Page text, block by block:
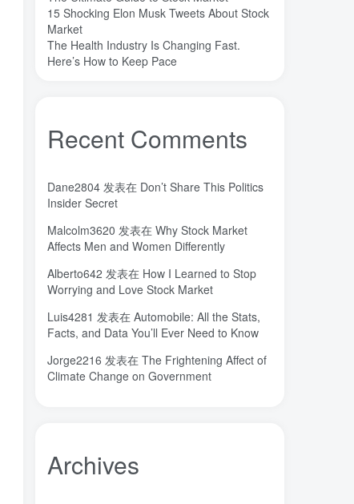
石墨烯储能(1) 石墨烯(20) 真空阀门 (1)
真空系统
潍坊(1) 流动性(1)
宝塔(2) 学术会议(0) 大国崛起(1)
命运(2) 吸引力法则(1) 君临 (1)
原位(35) 南海(2) 北京大学(1)
关键帧 全屏滚动(1)
亿万富翁 (2) 人生 (2) 乐愚分享(0)
stable diffusion(6) notionai(1) notion
15 Shocking Elon Musk Tweets About Stock
Market
The Health Industry Is Changing Fast.
Here’s How to Keep Pace
Recent Comments
Dane2804 发表在 Don’t Share This Politics
Insider Secret
Malcolm3620 发表在 Why Stock Market
Affects Men and Women Differently
Alberto642 发表在 How I Learned to Stop
Worrying and Love Stock Market
Luis4281 发表在 Automobile: All the Stats,
Facts, and Data You’ll Ever Need to Know
Jorge2216 发表在 The Frightening Affect of
Climate Change on Government
Archives